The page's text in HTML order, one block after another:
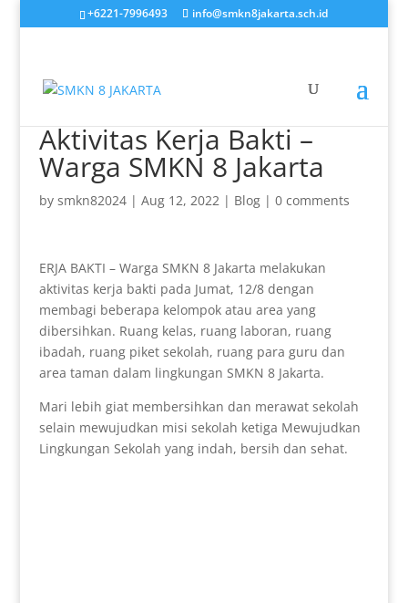
+6221-7996493 info@smkn8jakarta.sch.id
Aktivitas Kerja Bakti –
Warga SMKN 8 Jakarta
by smkn82024| Aug 12, 2022| Blog| 0 comments
ERJA BAKTI – Warga SMKN 8 Jakarta melakukan
aktivitas kerja bakti pada Jumat, 12/8 dengan
membagi beberapa kelompok atau area yang
dibersihkan. Ruang kelas, ruang laboran, ruang
ibadah, ruang piket sekolah, ruang para guru dan
area taman dalam lingkungan SMKN 8 Jakarta.
Mari lebih giat membersihkan dan merawat sekolah
selain mewujudkan misi sekolah ketiga Mewujudkan
Lingkungan Sekolah yang indah, bersih dan sehat.